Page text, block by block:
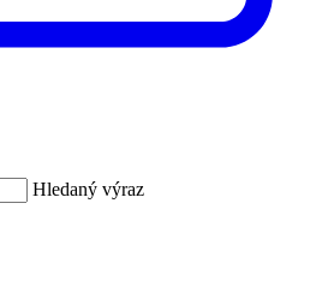
Hledaný výraz